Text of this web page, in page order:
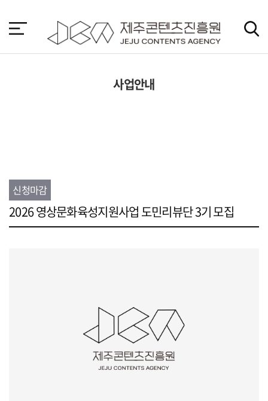
바
가
사업안내
신청마감
2026 영상문화육성지원사업 도민리뷰단 3기 모집